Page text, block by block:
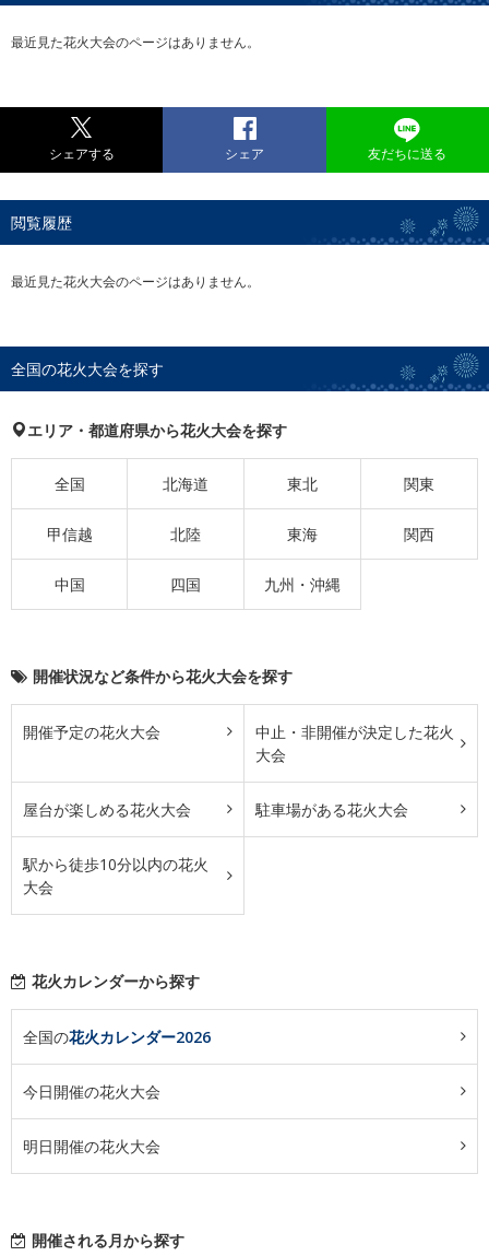
最近見た花火大会のページはありません。
シェアする シェア 友だちに送る
閲覧履歴
最近見た花火大会のページはありません。
全国の花火大会を探す
エリア・都道府県から花火大会を探す
全国 北海道 東北 関東
甲信越 北陸 東海 関西
中国 四国 九州・沖縄
開催状況など条件から花火大会を探す
開催予定の花火大会
中止・非開催が決定した花火
大会
屋台が楽しめる花火大会 駐車場がある花火大会
駅から徒歩10分以内の花火
大会
花火カレンダーから探す
全国の花火カレンダー2026
今日開催の花火大会
明日開催の花火大会
開催される月から探す